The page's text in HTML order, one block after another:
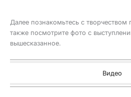
Далее познакомьтесь с творчеством
также посмотрите фото с
вышесказанное.
Видео